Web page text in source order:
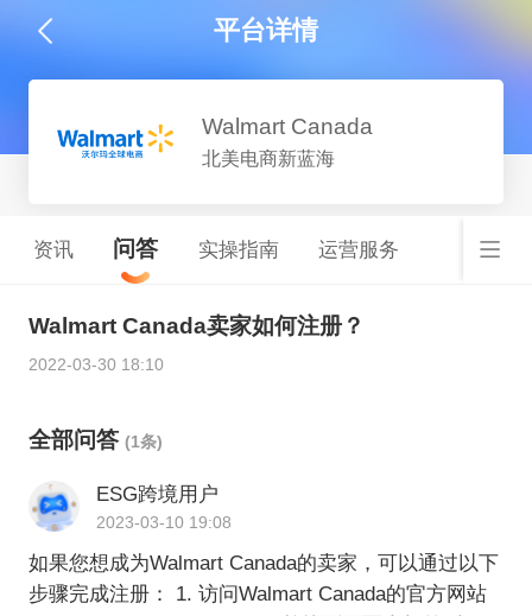
平台详情
Walmart Canada
北美电商新蓝海
资讯 问答 实操指南 运营服务
Walmart Canada卖家如何注册？
2022-03-30 18:10
全部问答 (1条)
ESG跨境用户
2023-03-10 19:08
如果您想成为Walmart Canada的卖家，可以通过以下
步骤完成注册： 1. 访问Walmart Canada的官方网站